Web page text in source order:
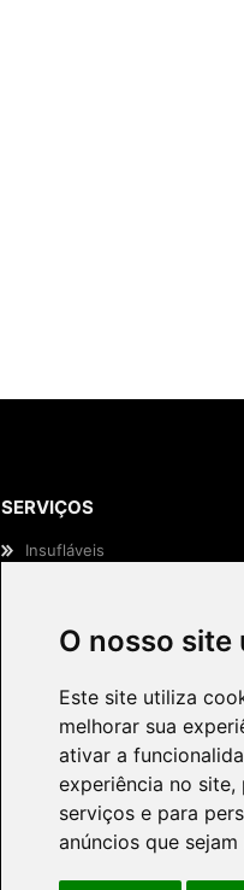
O nosso site
Este site utiliza
melhorar sua
ativar a
experiência no site,
serviços e para
anúncios que
SERVIÇOS
Insufláveis
Efeitos Especiais